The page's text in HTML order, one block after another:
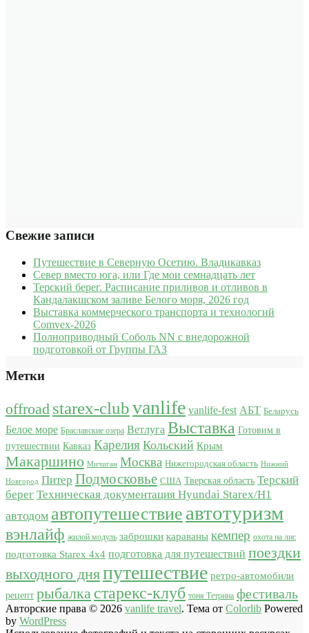
Свежие записи
Путешествие в Северную Осетию. Владикавказ
Север вместо юга, или Где мои семнадцать лет
Терский берег. Расписание приливов и отливов в
Кандалакшском заливе Белого моря, 2026 год
Выставка коммерческого транспорта и технологий
Comvex-2026
Полноприводный Соболь NN с внедорожной
подготовкой от Группы ГАЗ
Метки
offroad starex-clubvanlife vanlife-fest АБТ Беларусь
Белое море Браславские озера Ветлуга Выставка Готовим в
путешествии Кавказ Карелия Кольский Крым
Макаршино Мичиган Москва Нижегородская область Нижний
Новгород Питер Подмосковье США Тверская область Терский
берег Техническая документация Hyundai Starex/H1
автодом автопутешествие автотуризм
вэнлайф жилой модуль заброшки караваны кемпер охота на лис
подготовка Starex 4x4 подготовка для путешествий поездки
выходного дняпутешествие ретро-автомобили
рецепт рыбалка старекс-клуб тоня Тетрина фестиваль
Авторские права © 2026 vanlife travel. Тема от Colorlib Powered
by WordPress